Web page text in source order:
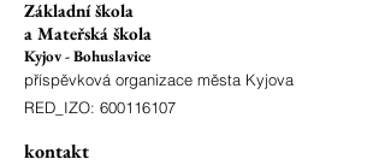
Základní škola
a Mateřská škola
Kyjov - Bohuslavice
příspěvková organizace města Kyjova
RED_IZO: 600116107
kontakt